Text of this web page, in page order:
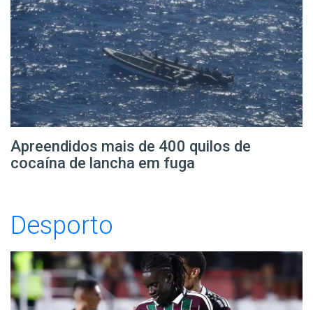
Apreendidos mais de 400 quilos de
cocaína de lancha em fuga
Desporto